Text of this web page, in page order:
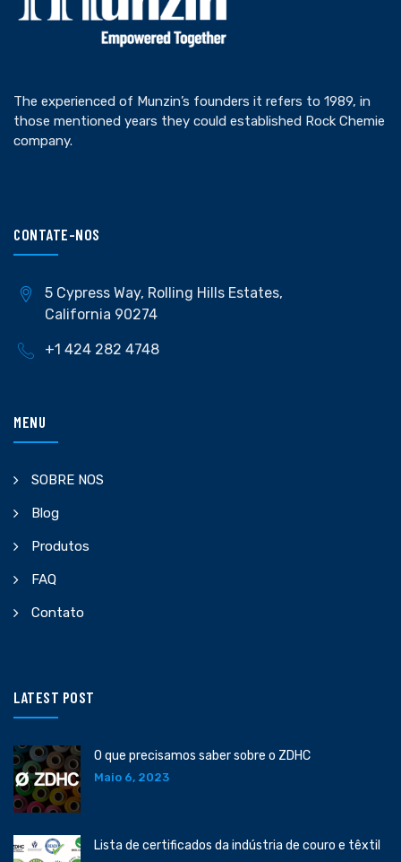
The experienced of Munzin’s founders it refers to 1989, in
those mentioned years they could established Rock Chemie
company.
CONTATE-NOS
5 Cypress Way, Rolling Hills Estates,
California 90274
+1 424 282 4748
MENU
SOBRE NOS
Blog
Produtos
FAQ
Contato
LATEST POST
O que precisamos saber sobre o ZDHC
Maio 6, 2023
Lista de certificados da indústria de couro e têxtil